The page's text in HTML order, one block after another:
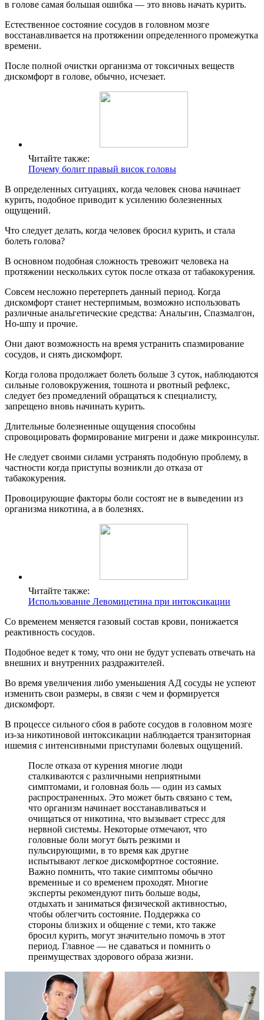
в голове самая большая ошибка — это вновь начать курить.
Естественное состояние сосудов в головном мозге
восстанавливается на протяжении определенного промежутка
времени.
После полной очистки организма от токсичных веществ
дискомфорт в голове, обычно, исчезает.
Читайте также:
Почему болит правый висок головы
В определенных ситуациях, когда человек снова начинает
курить, подобное приводит к усилению болезненных
ощущений.
Что следует делать, когда человек бросил курить, и стала
болеть голова?
В основном подобная сложность тревожит человека на
протяжении нескольких суток после отказа от табакокурения.
Совсем несложно перетерпеть данный период. Когда
дискомфорт станет нестерпимым, возможно использовать
различные анальгетические средства: Анальгин, Спазмалгон,
Но-шпу и прочие.
Они дают возможность на время устранить спазмирование
сосудов, и снять дискомфорт.
Когда голова продолжает болеть больше 3 суток, наблюдаются
сильные головокружения, тошнота и рвотный рефлекс,
следует без промедлений обращаться к специалисту,
запрещено вновь начинать курить.
Длительные болезненные ощущения способны
спровоцировать формирование мигрени и даже микроинсульт.
Не следует своими силами устранять подобную проблему, в
частности когда приступы возникли до отказа от
табакокурения.
Провоцирующие факторы боли состоят не в выведении из
организма никотина, а в болезнях.
Читайте также:
Использование Левомицетина при интоксикации
Со временем меняется газовый состав крови, понижается
реактивность сосудов.
Подобное ведет к тому, что они не будут успевать отвечать на
внешних и внутренних раздражителей.
Во время увеличения либо уменьшения АД сосуды не успеют
изменить свои размеры, в связи с чем и формируется
дискомфорт.
В процессе сильного сбоя в работе сосудов в головном мозге
из-за никотиновой интоксикации наблюдается транзиторная
ишемия с интенсивными приступами болевых ощущений.
После отказа от курения многие люди
сталкиваются с различными неприятными
симптомами, и головная боль — один из самых
распространенных. Это может быть связано с тем,
что организм начинает восстанавливаться и
очищаться от никотина, что вызывает стресс для
нервной системы. Некоторые отмечают, что
головные боли могут быть резкими и
пульсирующими, в то время как другие
испытывают легкое дискомфортное состояние.
Важно помнить, что такие симптомы обычно
временные и со временем проходят. Многие
эксперты рекомендуют пить больше воды,
отдыхать и заниматься физической активностью,
чтобы облегчить состояние. Поддержка со
стороны близких и общение с теми, кто также
бросил курить, могут значительно помочь в этот
период. Главное — не сдаваться и помнить о
преимуществах здорового образа жизни.